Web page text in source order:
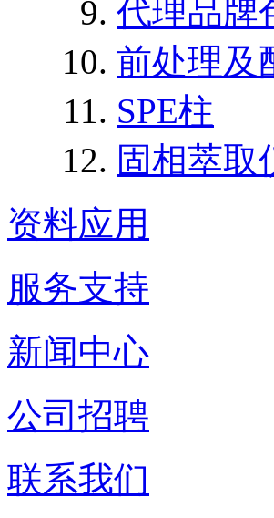
代理品牌
前处理及
SPE柱
固相萃取
资料应用
服务支持
新闻中心
公司招聘
联系我们